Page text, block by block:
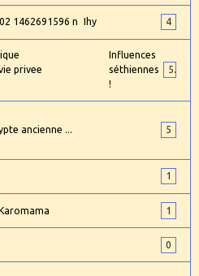
Ihy 4
Influences
séthiennes
!
5
ancienne ... 5
1
1
0